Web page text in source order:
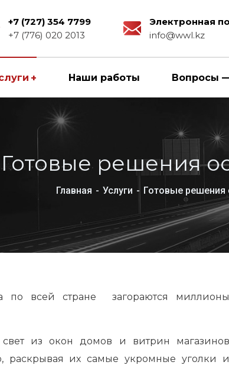
+7 (727) 354 7799
+7 (776) 020 2013
Электронная
info@wwl.kz
Наши работы Вопросы
Готовые решения
Главная Услуги Готовые решения
по всей стране загораются миллионы
из окон домов и витрин магазинов
раскрывая их самые укромные уголки и